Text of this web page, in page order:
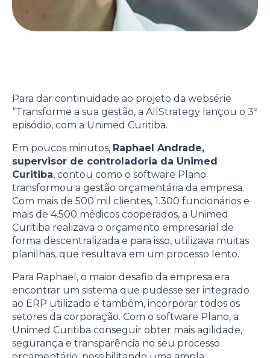
Para dar continuidade ao projeto da websérie
“Transforme a sua gestão, a AllStrategy lançou o 3º
episódio, com a Unimed Curitiba.
Em poucos minutos, Raphael Andrade,
supervisor de controladoria da Unimed
Curitiba, contou como o software Plano
transformou a gestão orçamentária da empresa.
Com mais de 500 mil clientes, 1.300 funcionários e
mais de 4.500 médicos cooperados, a Unimed
Curitiba realizava o orçamento empresarial de
forma descentralizada e para isso, utilizava muitas
planilhas, que resultava em um processo lento.
Para Raphael, o maior desafio da empresa era
encontrar um sistema que pudesse ser integrado
ao ERP utilizado e também, incorporar todos os
setores da corporação. Com o software Plano, a
Unimed Curitiba conseguir obter mais agilidade,
segurança e transparência no seu processo